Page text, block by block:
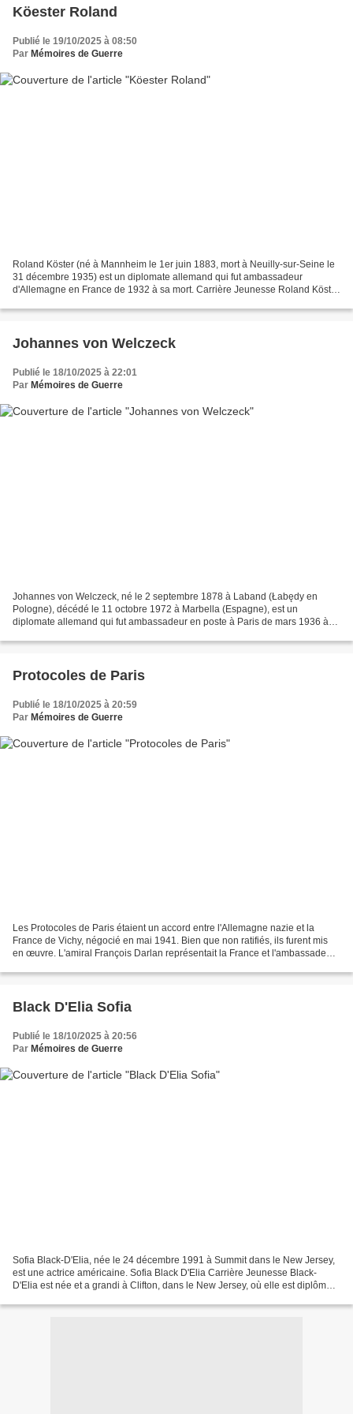
Köester Roland
Publié le 19/10/2025 à 08:50
Par Mémoires de Guerre
Roland Köster (né à Mannheim le 1er juin 1883, mort à Neuilly-sur-Seine le
31 décembre 1935) est un diplomate allemand qui fut ambassadeur
d'Allemagne en France de 1932 à sa mort. Carrière Jeunesse Roland Köster
Johannes von Welczeck
Publié le 18/10/2025 à 22:01
Par Mémoires de Guerre
Johannes von Welczeck, né le 2 septembre 1878 à Laband (Łabędy en
Pologne), décédé le 11 octobre 1972 à Marbella (Espagne), est un
diplomate allemand qui fut ambassadeur en poste à Paris de mars 1936 à
Protocoles de Paris
Publié le 18/10/2025 à 20:59
Par Mémoires de Guerre
Les Protocoles de Paris étaient un accord entre l'Allemagne nazie et la
France de Vichy, négocié en mai 1941. Bien que non ratifiés, ils furent mis
en œuvre. L'amiral François Darlan représentait la France et l'ambassadeur
Black D'Elia Sofia
Publié le 18/10/2025 à 20:56
Par Mémoires de Guerre
Sofia Black-D'Elia, née le 24 décembre 1991 à Summit dans le New Jersey,
est une actrice américaine. Sofia Black D'Elia Carrière Jeunesse Black-
D'Elia est née et a grandi à Clifton, dans le New Jersey, où elle est diplômée